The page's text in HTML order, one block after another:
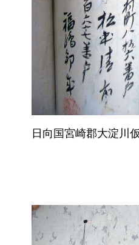
日向国宮崎郡大淀川